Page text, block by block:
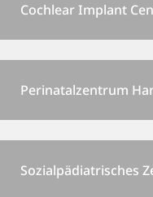
Cochlear Implant
Perinatalzentrum
Sozialpädiatrisches